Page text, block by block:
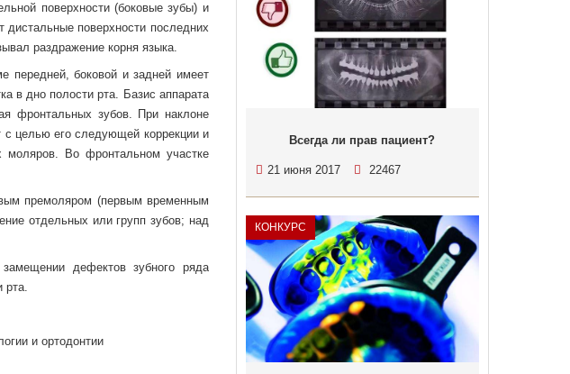
поверхности (боковые зубы) и
поверхности последних
раздражение корня языка.
передней, боковой и задней имеет
в дно полости рта. Базис аппарата
фронтальных зубов. При наклоне
с целью его следующей коррекции и
моляров. Во фронтальном участке
премоляром (первым временным
отдельных или групп зубов; над
дефектов зубного ряда
рта.
и ортодонтии
Всегда ли прав пациент?
21 июня 2017 22467
КОНКУРС